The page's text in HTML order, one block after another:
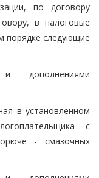
по договору
в налоговые
порядке следующие
дополнениями
в установленном
с
- смазочных